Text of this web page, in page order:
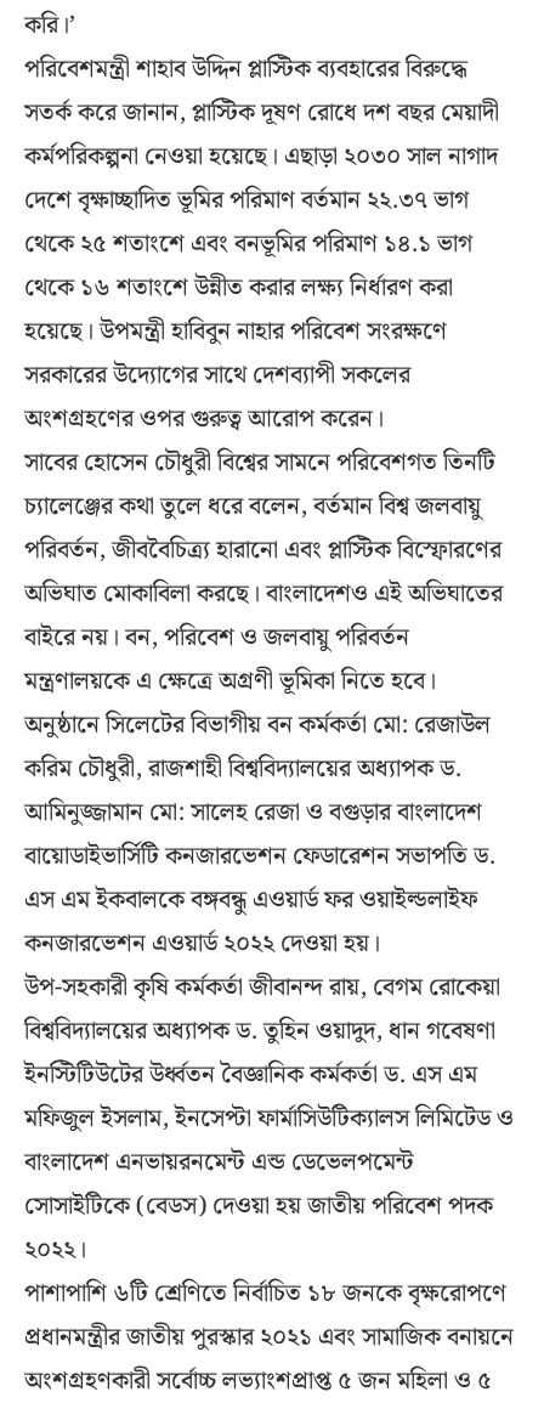
করি।’
পরিবেশমন্ত্রী শাহাব উদ্দিন প্লাস্টিক ব্যবহারের বিরুদ্ধে
সতর্ক করে জানান, প্লাস্টিক দূষণ রোধে দশ বছর মেয়াদী
কর্মপরিকল্পনা নেওয়া হয়েছে। এছাড়া ২০৩০ সাল নাগাদ
দেশে বৃক্ষাচ্ছাদিত ভূমির পরিমাণ বর্তমান ২২.৩৭ ভাগ
থেকে ২৫ শতাংশে এবং বনভূমির পরিমাণ ১৪.১ ভাগ
থেকে ১৬ শতাংশে উন্নীত করার লক্ষ্য নির্ধারণ করা
হয়েছে। উপমন্ত্রী হাবিবুন নাহার পরিবেশ সংরক্ষণে
সরকারের উদ্যোগের সাথে দেশব্যাপী সকলের
অংশগ্রহণের ওপর গুরুত্ব আরোপ করেন।
সাবের হোসেন চৌধুরী বিশ্বের সামনে পরিবেশগত তিনটি
চ্যালেঞ্জের কথা তুলে ধরে বলেন, বর্তমান বিশ্ব জলবায়ু
পরিবর্তন, জীববৈচিত্র্য হারানো এবং প্লাস্টিক বিস্ফোরণের
অভিঘাত মোকাবিলা করছে। বাংলাদেশও এই অভিঘাতের
বাইরে নয়। বন, পরিবেশ ও জলবায়ু পরিবর্তন
মন্ত্রণালয়কে এ ক্ষেত্রে অগ্রণী ভূমিকা নিতে হবে।
অনুষ্ঠানে সিলেটের বিভাগীয় বন কর্মকর্তা মো: রেজাউল
করিম চৌধুরী, রাজশাহী বিশ্ববিদ্যালয়ের অধ্যাপক ড.
আমিনুজ্জামান মো: সালেহ রেজা ও বগুড়ার বাংলাদেশ
বায়োডাইভার্সিটি কনজারভেশন ফেডারেশন সভাপতি ড.
এস এম ইকবালকে বঙ্গবন্ধু এওয়ার্ড ফর ওয়াইল্ডলাইফ
কনজারভেশন এওয়ার্ড ২০২২ দেওয়া হয়।
উপ-সহকারী কৃষি কর্মকর্তা জীবানন্দ রায়, বেগম রোকেয়া
বিশ্ববিদ্যালয়ের অধ্যাপক ড. তুহিন ওয়াদুদ, ধান গবেষণা
ইনস্টিটিউটের উর্ধ্বতন বৈজ্ঞানিক কর্মকর্তা ড. এস এম
মফিজুল ইসলাম, ইনসেপ্টা ফার্মাসিউটিক্যালস লিমিটেড ও
বাংলাদেশ এনভায়রনমেন্ট এন্ড ডেভেলপমেন্ট
সোসাইটিকে (বেডস) দেওয়া হয় জাতীয় পরিবেশ পদক
২০২২।
পাশাপাশি ৬টি শ্রেণিতে নির্বাচিত ১৮ জনকে বৃক্ষরোপণে
প্রধানমন্ত্রীর জাতীয় পুরস্কার ২০২১ এবং সামাজিক বনায়নে
অংশগ্রহণকারী সর্বোচ্চ লভ্যাংশপ্রাপ্ত ৫ জন মহিলা ও ৫